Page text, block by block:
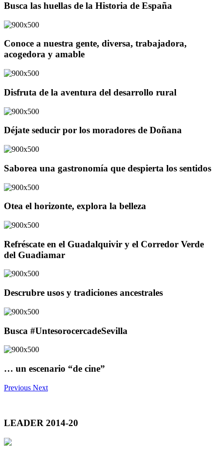
Busca las huellas de la Historia de España
Conoce a nuestra gente, diversa, trabajadora,
acogedora y amable
Disfruta de la aventura del desarrollo rural
Déjate seducir por los moradores de Doñana
Saborea una gastronomía que despierta los sentidos
Otea el horizonte, explora la belleza
Refréscate en el Guadalquivir y el Corredor Verde
del Guadiamar
Descrubre usos y tradiciones ancestrales
Busca #UntesorocercadeSevilla
… un escenario “de cine”
Previous Next
LEADER 2014-20